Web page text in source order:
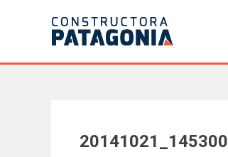
20141021_145300